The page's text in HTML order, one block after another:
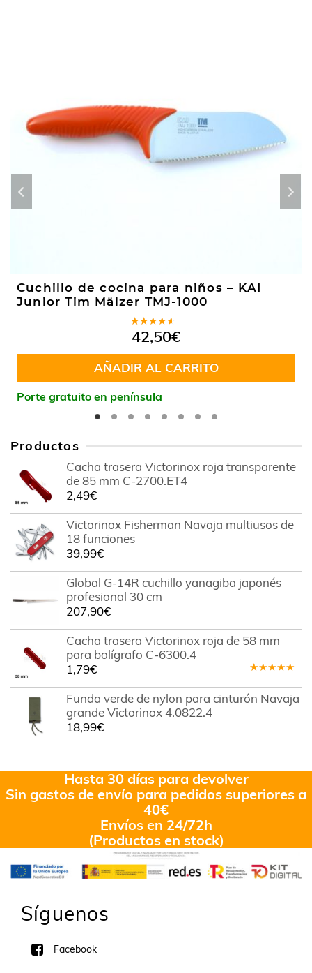
Cuchillo de cocina para niños – KAI
Junior Tim Mälzer TMJ-1000
Valorado
en4.00
de 5
42,50€
AÑADIR AL CARRITO
Porte gratuito en península
Productos
Cacha trasera Victorinox roja transparente
de 85 mm C-2700.ET4
2,49€
Victorinox Fisherman Navaja multiusos de
18 funciones
39,99€
Global G-14R cuchillo yanagiba japonés
profesional 30 cm
207,90€
Cacha trasera Victorinox roja de 58 mm
para bolígrafo C-6300.4
en5.00de
5
1,79€
Funda verde de nylon para cinturón Navaja
grande Victorinox 4.0822.4
18,99€
Hasta 30 días para devolver
Sin gastos de envío para pedidos superiores a
40€
Envíos en 24/72h
(Productos en stock)
Síguenos
Facebook